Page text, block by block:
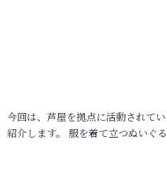
今回は、芦屋を拠点に活動されて
紹介します。 服を着て立つぬいぐ